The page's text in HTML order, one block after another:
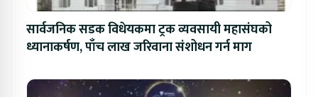
सार्वजनिक सडक विधेयकमा ट्रक व्यवसायी महासंघको
ध्यानाकर्षण, पाँच लाख जरिवाना संशोधन गर्न माग